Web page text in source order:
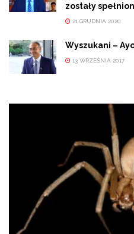
zostały
21 GRUDNIA 2020
Wyszukani –
13 WRZEŚNIA 2017